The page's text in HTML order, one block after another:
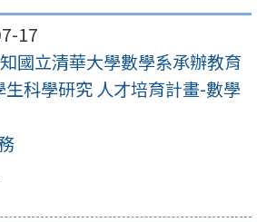
17
國立清華大學數學系承辦教育
科學研究 人才培育計畫-數學